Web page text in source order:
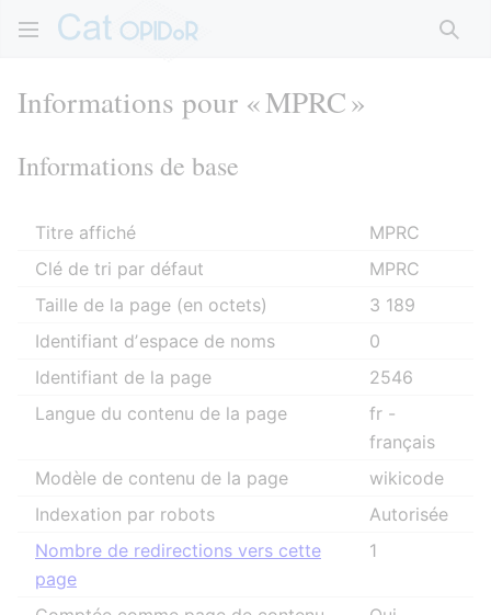
Informations pour « MPRC »
Informations de base
Titre affiché
MPRC
Clé de tri par défaut
MPRC
Taille de la page (en octets)
3 189
Identifiant dʼespace de noms
0
Identifiant de la page
2546
Langue du contenu de la page
fr -
français
Modèle de contenu de la page
wikicode
Indexation par robots
Autorisée
Nombre de redirections vers cette
page
1